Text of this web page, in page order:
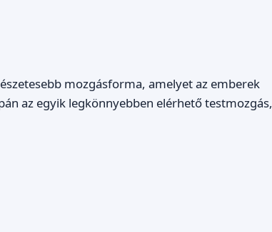
mozgásforma, amelyet az emberek
az egyik legkönnyebben elérhető testmozgás,